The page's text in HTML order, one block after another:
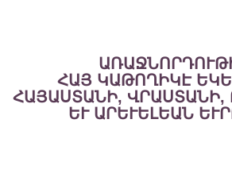
ՀԱՅ ԿԱԹՈՂԻԿԷ
ՀԱՅԱՍՏԱՆԻ, ՎՐԱՍՏԱՆԻ,
ԵՒ ԱՐԵՒԵԼԵԱՆ